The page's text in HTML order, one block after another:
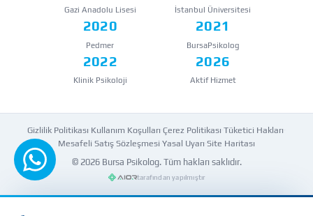
Gazi Anadolu Lisesi İstanbul Üniversitesi
2020
Pedmer
2021
BursaPsikolog
2022
Klinik Psikoloji
2026
Aktif Hizmet
Gizlilik Politikası Kullanım Koşulları Çerez Politikası Tüketici Hakları
Mesafeli Satış Sözleşmesi Yasal Uyarı Site Haritası
© 2026 Bursa Psikolog. Tüm hakları saklıdır.
tarafından yapılmıştır
WhatsApp'tan yazın